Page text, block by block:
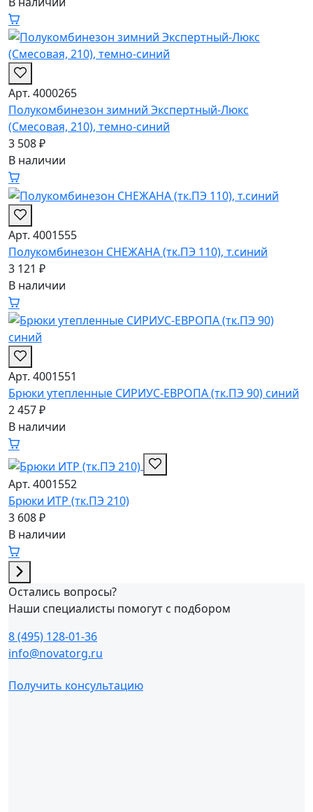
Арт. 4000265
Полукомбинезон зимний Экспертный-Люкс
(Смесовая, 210), темно-синий
3 508 ₽
В наличии
Арт. 4001555
Полукомбинезон СНЕЖАНА (тк.ПЭ 110), т.синий
3 121 ₽
В наличии
Арт. 4001551
Брюки утепленные СИРИУС-ЕВРОПА (тк.ПЭ 90) синий
2 457 ₽
В наличии
Арт. 4001552
Брюки ИТР (тк.ПЭ 210)
3 608 ₽
В наличии
Остались вопросы?
Наши специалисты помогут с подбором
8 (495) 128-01-36
info@novatorg.ru
Получить консультацию